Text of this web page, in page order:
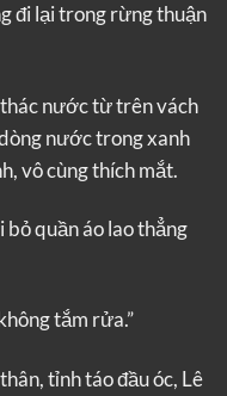
đi lại trong rừng thuận
nước từ trên vách
nước trong xanh
vô cùng thích mắt.
quần áo lao thẳng
tắm rửa.”
tỉnh táo đầu óc, Lê